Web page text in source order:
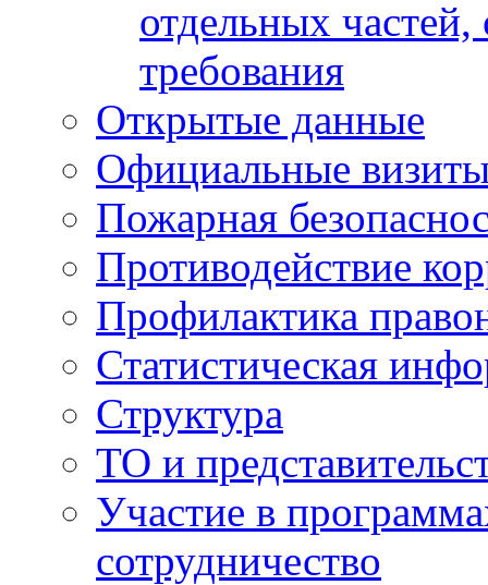
отдельных
требования
Открытые данные
Официальные
Пожарная
Противодействие
Профилактика
Статистическая
Структура
ТО и
Участие в
сотрудничество